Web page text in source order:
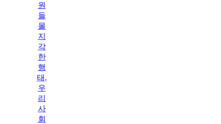
원
들
몰
지
각
한
행
태,
우
리
사
회